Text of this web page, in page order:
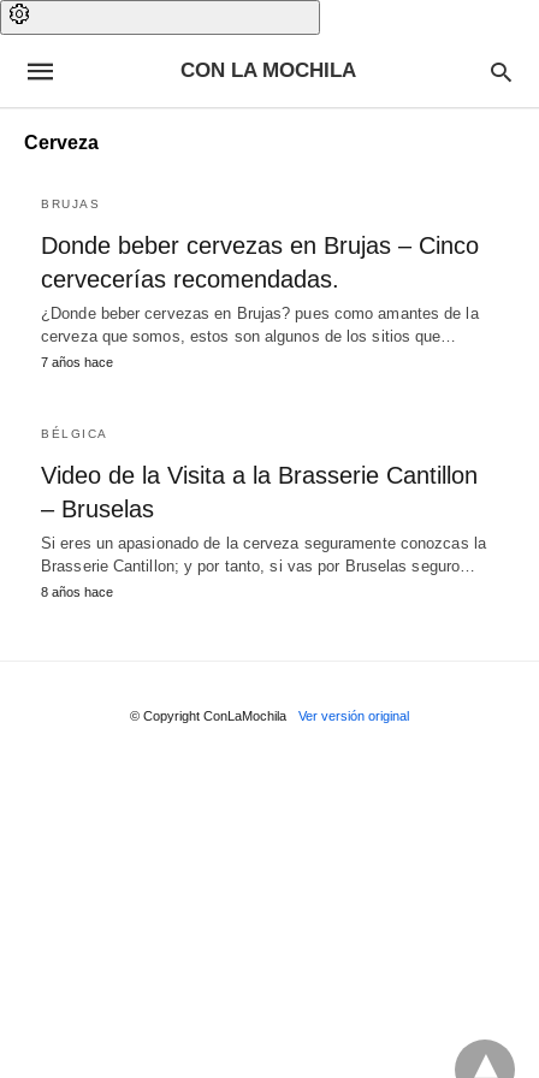
CON LA MOCHILA
Cerveza
BRUJAS
Donde beber cervezas en Brujas – Cinco
cervecerías recomendadas.
¿Donde beber cervezas en Brujas? pues como amantes de la
cerveza que somos, estos son algunos de los sitios que…
7 años hace
BÉLGICA
Video de la Visita a la Brasserie Cantillon
– Bruselas
Si eres un apasionado de la cerveza seguramente conozcas la
Brasserie Cantillon; y por tanto, si vas por Bruselas seguro…
8 años hace
© Copyright ConLaMochila Ver versión original